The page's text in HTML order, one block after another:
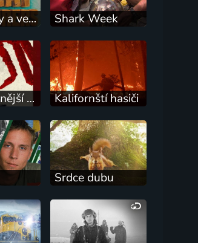
James May a velcí objevitelé Shark Week
Nejsmrtelnější úlovek Kalifornští hasiči
Srdce dubu